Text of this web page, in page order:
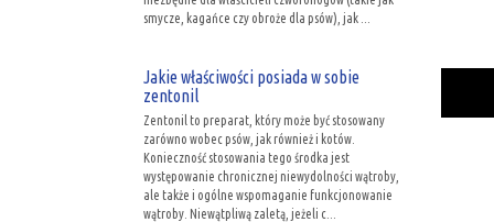
smycze, kagańce czy obroże dla psów), jak ...
Jakie właściwości posiada w sobie
zentonil
Zentonil to preparat, który może być stosowany
zarówno wobec psów, jak również i kotów.
Konieczność stosowania tego środka jest
występowanie chronicznej niewydolności wątroby,
ale także i ogólne wspomaganie funkcjonowanie
wątroby. Niewątpliwą zaletą, jeżeli c...